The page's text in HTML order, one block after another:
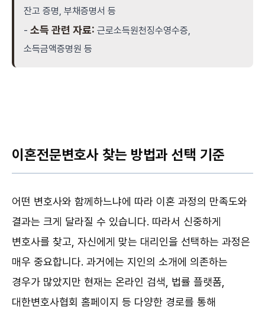
잔고 증명, 부채증명서 등
- 소득 관련 자료: 근로소득원천징수영수증,
소득금액증명원 등
이혼전문변호사 찾는 방법과 선택 기준
어떤 변호사와 함께하느냐에 따라 이혼 과정의 만족도와
결과는 크게 달라질 수 있습니다. 따라서 신중하게
변호사를 찾고, 자신에게 맞는 대리인을 선택하는 과정은
매우 중요합니다. 과거에는 지인의 소개에 의존하는
경우가 많았지만 현재는 온라인 검색, 법률 플랫폼,
대한변호사협회 홈페이지 등 다양한 경로를 통해